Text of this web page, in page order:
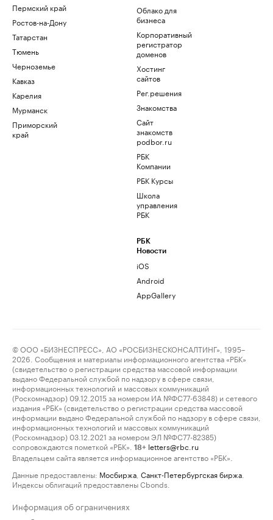
Пермский край
Ростов-на-Дону
Татарстан
Тюмень
Черноземье
Кавказ
Карелия
Мурманск
Приморский
край
Облако для
бизнеса
Корпоративный
регистратор
доменов
Хостинг
сайтов
Рег.решения
Знакомства
Сайт
знакомств
podbor.ru
РБК
Компании
РБК Курсы
Школа
управления
РБК
РБК
Новости
iOS
Android
AppGallery
© ООО «БИЗНЕСПРЕСС», АО «РОСБИЗНЕСКОНСАЛТИНГ», 1995–
2026. Сообщения и материалы информационного агентства «РБК»
(свидетельство о регистрации средства массовой информации
выдано Федеральной службой по надзору в сфере связи,
информационных технологий и массовых коммуникаций
(Роскомнадзор) 09.12.2015 за номером ИА №ФС77-63848) и сетевого
издания «РБК» (свидетельство о регистрации средства массовой
информации выдано Федеральной службой по надзору в сфере связи,
информационных технологий и массовых коммуникаций
(Роскомнадзор) 03.12.2021 за номером ЭЛ №ФС77-82385)
сопровождаются пометкой «РБК».
18+ letters@rbc.ru
Владельцем сайта является информационное агентство «РБК».
Данные предоставлены: Мосбиржа Санкт-Петербургская биржа
Индексы облигаций предоставлены Cbonds.
Информация об ограничениях